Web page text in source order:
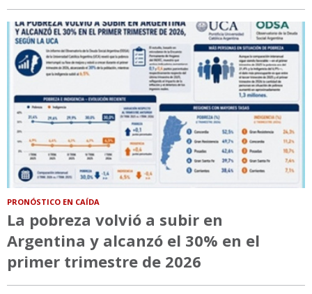
PRONÓSTICO EN CAÍDA
La pobreza volvió a subir en
Argentina y alcanzó el 30% en el
primer trimestre de 2026